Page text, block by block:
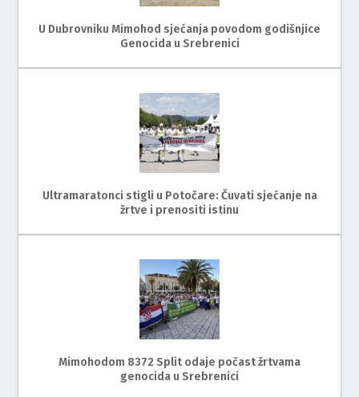
U Dubrovniku Mimohod sjećanja povodom godišnjice
Genocida u Srebrenici
Ultramaratonci stigli u Potočare: Čuvati sjećanje na
žrtve i prenositi istinu
Mimohodom 8372 Split odaje počast žrtvama
genocida u Srebrenici